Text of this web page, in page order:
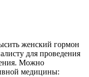
женский гормон
для проведения
Можно
медицины: